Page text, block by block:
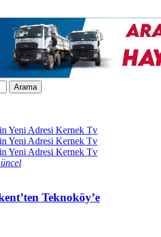
Yeni Adresi Kernek Tv
Yeni Adresi Kernek Tv
Yeni Adresi Kernek Tv
Teknoköy’e